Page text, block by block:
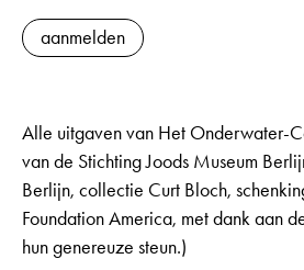
aanmelden
Alle uitgaven van Het Onderwater-
van de Stichting Joods Museum
Berlijn, collectie Curt Bloch,
Foundation America, met dank aan
hun genereuze steun.)